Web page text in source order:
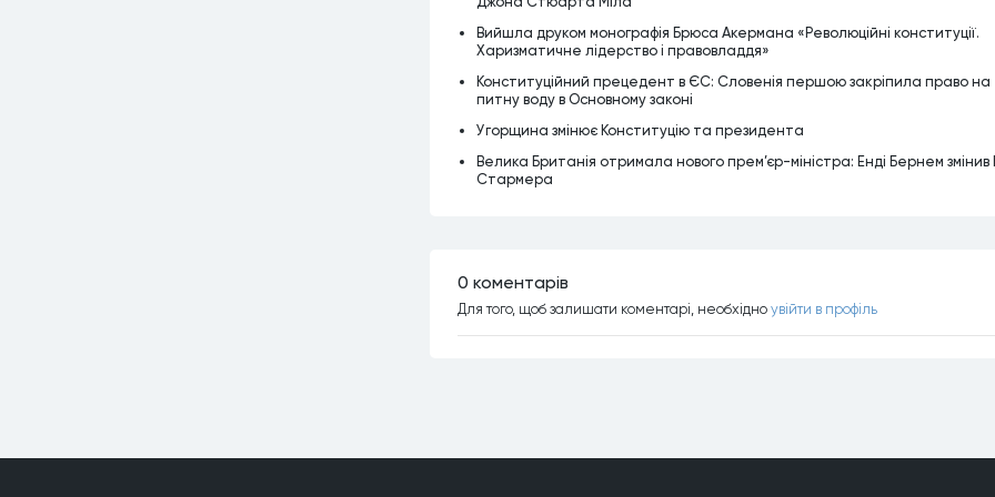
Вийшла друком монографія Брюса Акермана «Революційні конституції.
Харизматичне лідерство і правовладдя»
Конституційний прецедент в ЄС: Словенія першою закріпила право на
питну воду в Основному законі
Угорщина змінює Конституцію та президента
Велика Британія отримала нового прем’єр-міністра: Енді Бернем змінив
Стармера
0 коментарiв
Для того, щоб залишати коментарi, необхiдно увiйти в профiль